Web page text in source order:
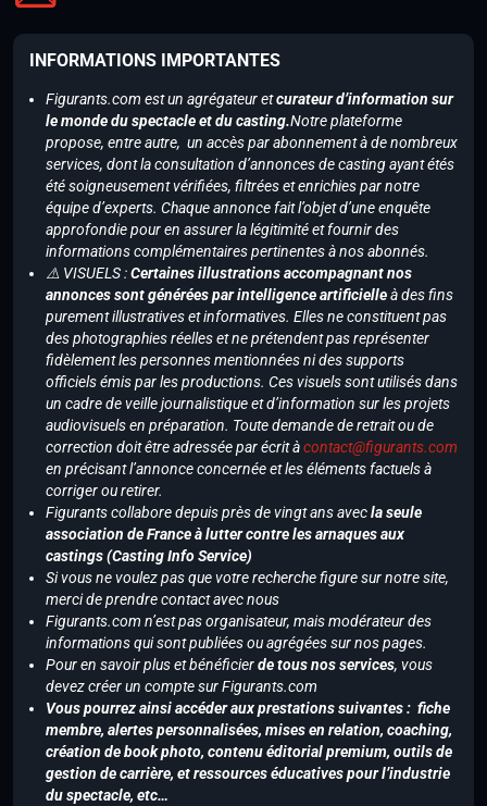
INFORMATIONS IMPORTANTES
Figurants.com est un agrégateur etcurateur d’information sur
le monde du spectacle et du casting.Notre plateforme
propose, entre autre, un accès par abonnement à de nombreux
services, dont la consultation d’annonces de casting ayant étés
été soigneusement vérifiées, filtrées et enrichies par notre
équipe d’experts. Chaque annonce fait l’objet d’une enquête
approfondie pour en assurer la légitimité et fournir des
informations complémentaires pertinentes à nos abonnés.
⚠️ VISUELS :Certaines illustrations accompagnant nos
annonces sont générées par intelligence artificielleà des fins
purement illustratives et informatives. Elles ne constituent pas
des photographies réelles et ne prétendent pas représenter
fidèlement les personnes mentionnées ni des supports
officiels émis par les productions. Ces visuels sont utilisés dans
un cadre de veille journalistique et d’information sur les projets
audiovisuels en préparation. Toute demande de retrait ou de
correction doit être adressée par écrit àcontact@figurants.com
en précisant l’annonce concernée et les éléments factuels à
corriger ou retirer.
Figurants collabore depuis près de vingt ans avecla seule
association de France à lutter contre les arnaques aux
castings (Casting Info Service)
Si vous ne voulez pas que votre recherche figure sur notre site,
merci de prendre contact avec nous
Figurants.com n’est pas organisateur, mais modérateur des
informations qui sont publiées ou agrégées sur nos pages.
Pour en savoir plus et bénéficierde tous nos services, vous
devez créer un compte sur Figurants.com
Vous pourrez ainsi accéder aux prestations suivantes : fiche
membre, alertes personnalisées, mises en relation, coaching,
création de book photo, contenu éditorial premium, outils de
gestion de carrière, et ressources éducatives pour l’industrie
du spectacle, etc…